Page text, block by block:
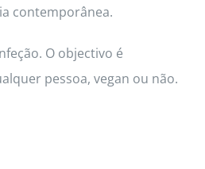
contemporânea.
O objectivo é
pessoa, vegan ou não.